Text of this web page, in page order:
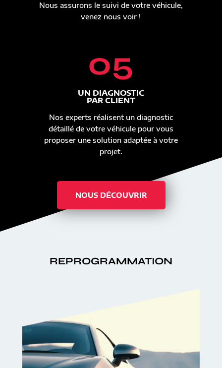
Nous assurons le suivi de votre véhicule,
venez nous voir !
05
UN DIAGNOSTIC
PAR CLIENT
Nos experts réalisent un diagnostic
détaillé de votre véhicule pour vous
proposer une solution adaptée à votre
projet.
NOUS DÉCOUVRIR
REPROGRAMMATION